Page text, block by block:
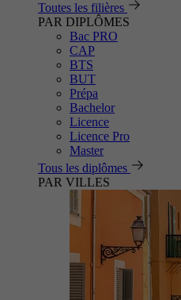
Toutes les filières
PAR DIPLÔMES
Bac PRO
CAP
BTS
BUT
Prépa
Bachelor
Licence
Licence Pro
Master
Tous les diplômes
PAR VILLES